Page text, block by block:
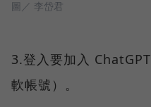
圖／ 李岱君
3.登入要加入
軟帳號）。